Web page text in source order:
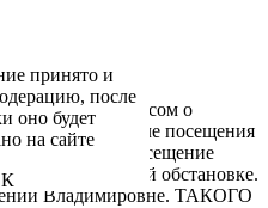
клинику с вопросом о
после посещения
поэтому посещение
в незнакомой обстановке.
Владимировне. ТАКОГО
принято и
после
оно будет
на сайте